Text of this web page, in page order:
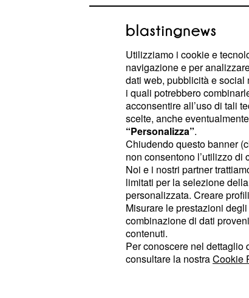
Avere una laurea
patologie come
Diabete e obesità colpiscono
fascia d’età tra i 45 e i
concentra la ricerca.
diabete, tra loro solo il 2,9%
è diplomato e uno su dieci ha
per quanto riguarda obesità
su tre è laureata; quattro su
ha la licenza media. Numeri
sei persone su 10,per quanto
elementare. Il campione è
conferma quanto avere una
obesità.
Utilizziamo i cookie e
navigazione e per
dati web, pubblicità e social
i quali potrebbero
acconsentire all’uso di tali
scelte, anche
“Personalizza”.
Chiudendo questo banner
non consentono l’utilizzo
Noi e i nostri partner
limitati per la selezione
personalizzata. Creare
Misurare le prestazioni
combinazione di dati
contenuti.
Per conoscere nel dettaglio
consultare la nostraCookie